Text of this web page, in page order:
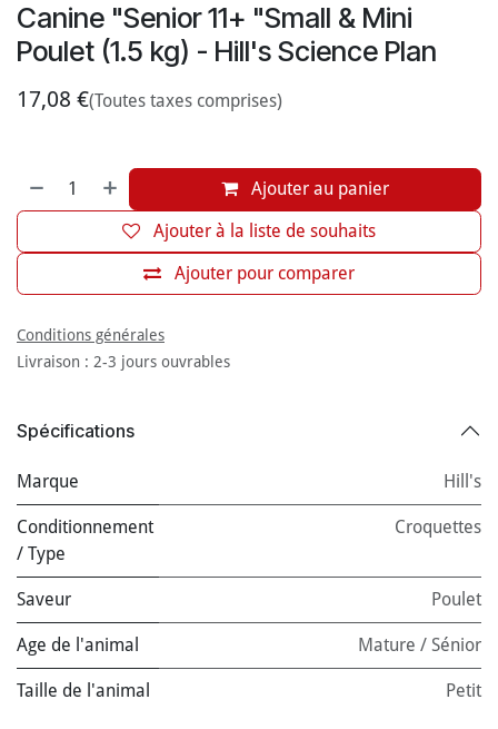
Canine "Senior 11+ "Small & Mini
Poulet (1.5 kg) - Hill's Science Plan
17,08 €(Toutes taxes comprises)
Ajouter au panier
Ajouter pour comparer
Ajouter à la liste de souhaits
Conditions générales
Livraison : 2-3 jours ouvrables
Spécifications
Marque Hill's
Conditionnement
/ Type
Croquettes
Saveur Poulet
Age de l'animal Mature / Sénior
Taille de l'animal Petit